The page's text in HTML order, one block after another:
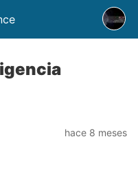
hace 8 meses